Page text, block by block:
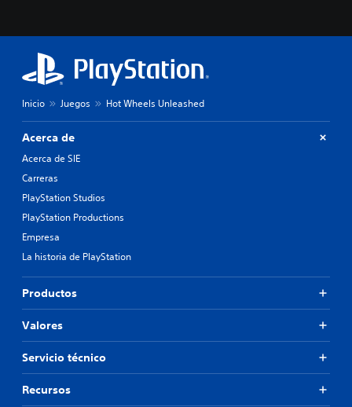
Inicio Juegos Hot Wheels Unleashed
Acerca de
Acerca de SIE
Carreras
PlayStation Studios
PlayStation Productions
Empresa
La historia de PlayStation
Productos
Valores
Servicio técnico
Recursos